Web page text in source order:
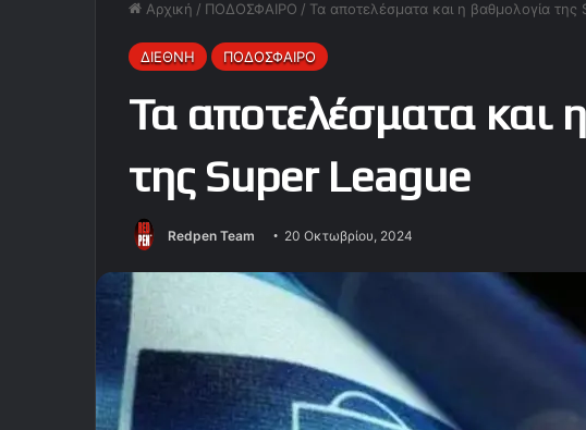
Αρχική / ΠΟΔΟΣΦΑΙΡΟ / Τα αποτελέσματα και η βαθμολογία της
ΔΙΕΘΝΗ ΠΟΔΟΣΦΑΙΡΟ
Τα αποτελέσματα και
της Super League
Redpen Team 20 Οκτωβρίου, 2024